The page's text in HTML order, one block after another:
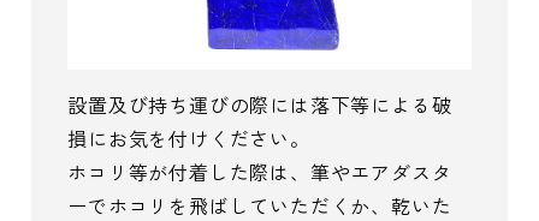
設置及び持ち運びの際には落下等による破
損にお気を付けください。
ホコリ等が付着した際は、筆やエアダスタ
ーでホコリを飛ばしていただくか、乾いた